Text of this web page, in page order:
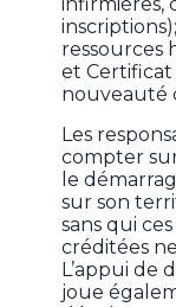
ressources
et
nouveauté
Les
compter
le
sur son
sans qui
créditées
L’appui de
joue